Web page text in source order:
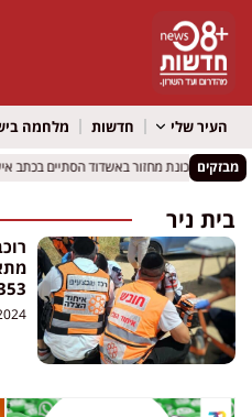
העיר שלי חדשות מלחמה
מבזקיםליד מכונת מחזור באשדוד הסתיים בכתב
ליד מכונת מחזור באשדוד הסתיים בכתב
בית ניר